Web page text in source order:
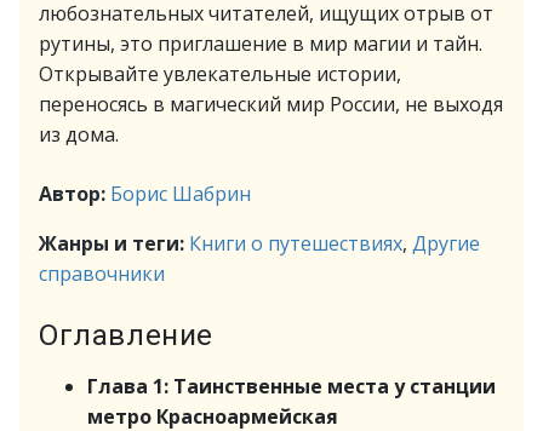
любознательных читателей, ищущих отрыв от
рутины, это приглашение в мир магии и тайн.
Открывайте увлекательные истории,
переносясь в магический мир России, не выходя
из дома.
Автор: Борис Шабрин
Жанры и теги: Книги о путешествиях, Другие
справочники
Оглавление
Глава 1: Таинственные места у станции
метро Красноармейская